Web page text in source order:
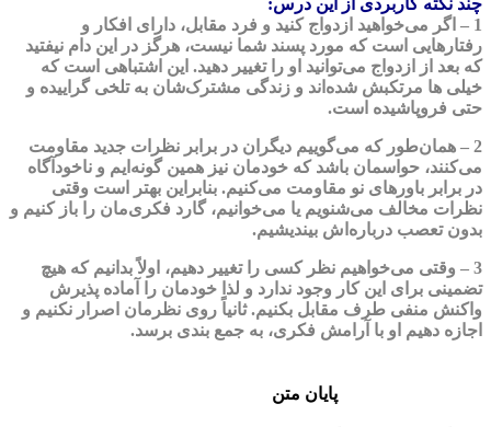
1 –
اگر می‌خواهید ازدواج کنید و فرد مقابل، دارای افکار و
رفتارهایی است که مورد پسند شما نیست، هرگز در این دام نیفتید
که بعد از ازدواج می‌توانید او را تغییر دهید. این اشتباهی است که
خیلی ها مرتکبش شده‌اند و زندگی مشترک‌شان به تلخی گراییده و
حتی فروپاشیده است.
2 –
همان‌طور که می‌گوییم دیگران در برابر نظرات جدید مقاومت
می‌کنند، حواسمان باشد که خودمان نیز همین گونه‌ایم و ناخودآگاه
در برابر باورهای نو مقاومت می‌کنیم. بنابراین بهتر است وقتی
نظرات مخالف می‌شنویم یا می‌خوانیم، گارد فکری‌مان را باز کنیم و
بدون تعصب درباره‌اش بیندیشیم.
3 –
وقتی می‌خواهیم نظر کسی را تغییر دهیم، اولاً بدانیم که هیچ
تضمینی برای این کار وجود ندارد و لذا خودمان را آماده پذیرش
واکنش منفی طرف مقابل بکنیم. ثانیاً روی نظرمان اصرار نکنیم و
اجازه دهیم او با آرامش فکری، به جمع بندی برسد.
پایان متن